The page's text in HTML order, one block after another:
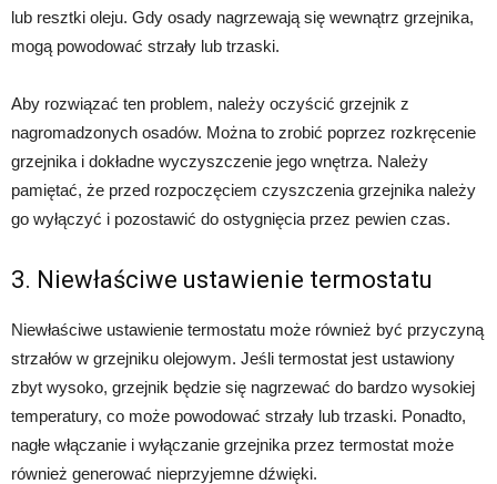
lub resztki oleju. Gdy osady nagrzewają się wewnątrz grzejnika,
mogą powodować strzały lub trzaski.
Aby rozwiązać ten problem, należy oczyścić grzejnik z
nagromadzonych osadów. Można to zrobić poprzez rozkręcenie
grzejnika i dokładne wyczyszczenie jego wnętrza. Należy
pamiętać, że przed rozpoczęciem czyszczenia grzejnika należy
go wyłączyć i pozostawić do ostygnięcia przez pewien czas.
3. Niewłaściwe ustawienie termostatu
Niewłaściwe ustawienie termostatu może również być przyczyną
strzałów w grzejniku olejowym. Jeśli termostat jest ustawiony
zbyt wysoko, grzejnik będzie się nagrzewać do bardzo wysokiej
temperatury, co może powodować strzały lub trzaski. Ponadto,
nagłe włączanie i wyłączanie grzejnika przez termostat może
również generować nieprzyjemne dźwięki.